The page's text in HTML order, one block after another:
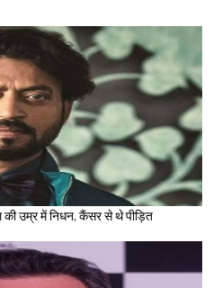
की उम्र में निधन, कैंसर से थे पीड़ित